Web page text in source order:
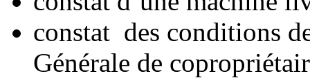
constat des conditions
Générale de